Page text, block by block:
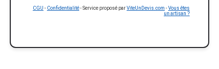
CGU - Confidentialité- Service proposé parViteUnDevis.com -Vous êtes
un artisan ?